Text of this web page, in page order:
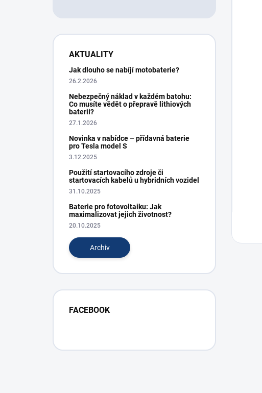
AKTUALITY
Jak dlouho se nabíjí motobaterie?
26.2.2026
Nebezpečný náklad v každém batohu:
Co musíte vědět o přepravě lithiových
baterií?
27.1.2026
Novinka v nabídce – přídavná baterie
pro Tesla model S
3.12.2025
Použití startovacího zdroje či
startovacích kabelů u hybridních vozidel
31.10.2025
Baterie pro fotovoltaiku: Jak
maximalizovat jejich životnost?
20.10.2025
Archiv
FACEBOOK